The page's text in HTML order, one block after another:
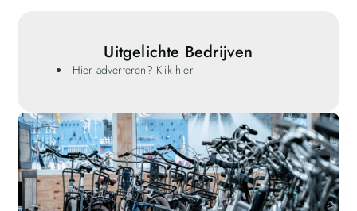
Uitgelichte Bedrijven
Hier adverteren? Klik hier